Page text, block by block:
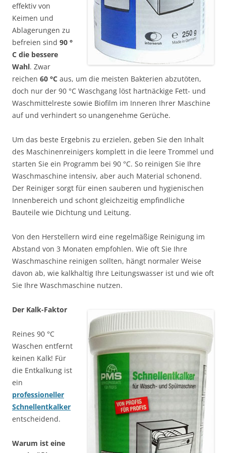
effektiv von
Keimen und
Ablagerungen zu
befreien sind 90 °
C die bessere
Wahl. Zwar
reichen 60 °C aus, um die meisten Bakterien abzutöten,
doch nur der 90 °C Waschgang löst hartnäckige Fett- und
Waschmittelreste sowie Biofilm im Inneren Ihrer Maschine
auf und verhindert so unangenehme Gerüche.
Um das beste Ergebnis zu erzielen, geben Sie den Inhalt
des Maschinenreinigers komplett in die leere Trommel und
starten Sie ein Programm bei 90 °C. So reinigen Sie Ihre
Waschmaschine intensiv, aber auch Material schonend.
Der Reiniger sorgt für einen sauberen und hygienischen
Innenbereich und schont gleichzeitig empfindliche
Bauteile wie Dichtung und Leitung.
Von den Herstellern wird eine regelmäßige Reinigung im
Abstand von 3 Monaten empfohlen. Wie oft Sie Ihre
Waschmaschine reinigen sollten, hängt normaler Weise
davon ab, wie kalkhaltig Ihre Leitungswasser ist und wie oft
Sie Ihre Waschmaschine nutzen.
Der Kalk-Faktor
Reines 90 °C
Waschen entfernt
keinen Kalk! Für
die Entkalkung ist
ein
professioneller
Schnellentkalker
entscheidend.
Warum ist eine